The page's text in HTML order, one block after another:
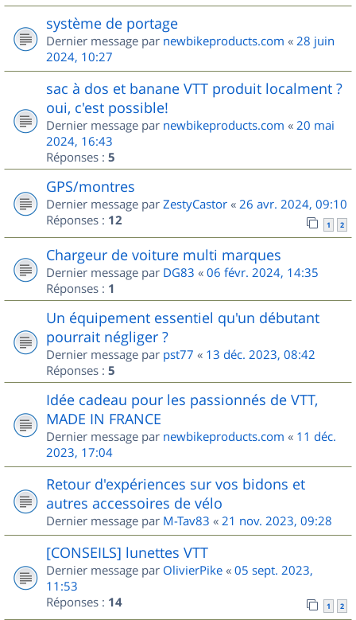
système de portage
Dernier message par newbikeproducts.com « 28 juin
2024, 10:27
sac à dos et banane VTT produit localment ?
oui, c'est possible!
Dernier message par newbikeproducts.com « 20 mai
2024, 16:43
Réponses : 5
GPS/montres
Dernier message par ZestyCastor « 26 avr. 2024, 09:10
Réponses : 12 1 2
Chargeur de voiture multi marques
Dernier message par DG83 « 06 févr. 2024, 14:35
Réponses : 1
Un équipement essentiel qu'un débutant
pourrait négliger ?
Dernier message par pst77 « 13 déc. 2023, 08:42
Réponses : 5
Idée cadeau pour les passionnés de VTT,
MADE IN FRANCE
Dernier message par newbikeproducts.com « 11 déc.
2023, 17:04
Retour d'expériences sur vos bidons et
autres accessoires de vélo
Dernier message par M-Tav83 « 21 nov. 2023, 09:28
[CONSEILS] lunettes VTT
Dernier message par OlivierPike « 05 sept. 2023,
11:53
Réponses : 14 1 2